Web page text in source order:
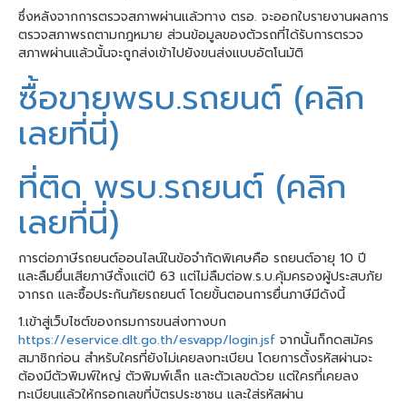
ซึ่งหลังจากการตรวจสภาพผ่านแล้วทาง ตรอ. จะออกใบรายงานผลการ
ตรวจสภาพรถตามกฎหมาย ส่วนข้อมูลของตัวรถที่ได้รับการตรวจ
สภาพผ่านแล้วนั้นจะถูกส่งเข้าไปยังขนส่งแบบอัตโนมัติ
ซื้อขายพรบ.รถยนต์ (คลิก
เลยที่นี่)
ที่ติด พรบ.รถยนต์ (คลิก
เลยที่นี่)
การต่อภาษีรถยนต์ออนไลน์ในข้อจำกัดพิเศษคือ รถยนต์อายุ 10 ปี
และลืมยื่นเสียภาษีตั้งแต่ปี 63 แต่ไม่ลืมต่อพ.ร.บ.คุ้มครองผู้ประสบภัย
จากรถ และซื้อประกันภัยรถยนต์ โดยขั้นตอนการยื่นภาษีมีดังนี้
1.เข้าสู่เว็บไซต์ของกรมการขนส่งทางบก
https://eservice.dlt.go.th/esvapp/login.jsf จากนั้นก็กดสมัคร
สมาชิกก่อน สำหรับใครที่ยังไม่เคยลงทะเบียน โดยการตั้งรหัสผ่านจะ
ต้องมีตัวพิมพ์ใหญ่ ตัวพิมพ์เล็ก และตัวเลขด้วย แต่ใครที่เคยลง
ทะเบียนแล้วให้กรอกเลขที่บัตรประชาชน และใส่รหัสผ่าน